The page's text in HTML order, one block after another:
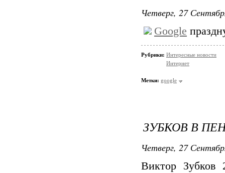
Четверг, 27
Google
Рубрики: Интересные новости
Интернет
Метки: google
ЗУБКОВ В
Четверг, 27
Виктор Зубков